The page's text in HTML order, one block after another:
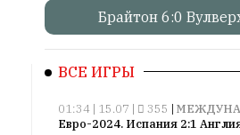
Тонкие
материалы
для
мыслящих.
Брайтон 6:0
ВСЕ ИГРЫ
01:34 | 15.07 | 355 |
Евро-2024. Испания 2:1